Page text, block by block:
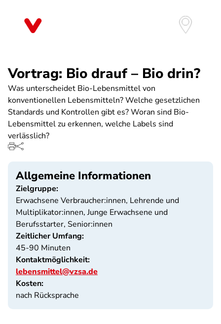
Vortrag: Bio drauf – Bio drin?
Was unterscheidet Bio-Lebensmittel von
konventionellen Lebensmitteln? Welche gesetzlichen
Standards und Kontrollen gibt es? Woran sind Bio-
Lebensmittel zu erkennen, welche Labels sind
verlässlich?
Allgemeine Informationen
Zielgruppe:
Erwachsene Verbraucher:innen, Lehrende und
Multiplikator:innen, Junge Erwachsene und
Berufsstarter, Senior:innen
Zeitlicher Umfang:
45-90 Minuten
Kontaktmöglichkeit:
lebensmittel@vzsa.de
Kosten:
nach Rücksprache